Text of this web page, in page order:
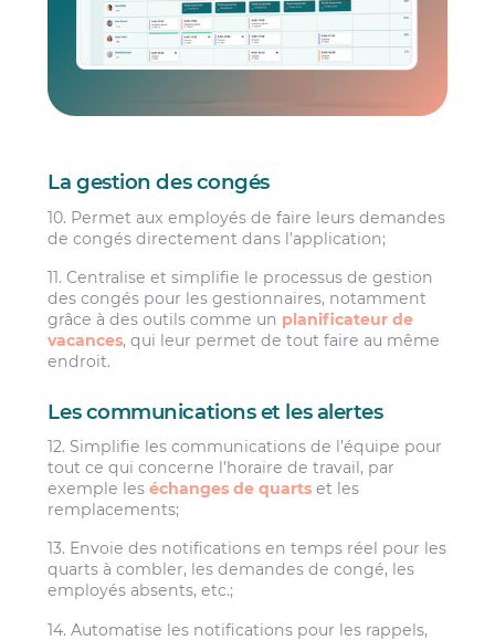
La gestion des congés
10. Permet aux employés de faire leurs demandes
de congés directement dans l’application;
11. Centralise et simplifie le processus de gestion
des congés pour les gestionnaires, notamment
grâce à des outils comme un planificateur de
vacances, qui leur permet de tout faire au même
endroit.
Les communications et les alertes
12. Simplifie les communications de l’équipe pour
tout ce qui concerne l’horaire de travail, par
exemple leséchanges de quarts et les
remplacements;
13. Envoie des notifications en temps réel pour les
quarts à combler, les demandes de congé, les
employés absents, etc.;
14. Automatise les notifications pour les rappels,